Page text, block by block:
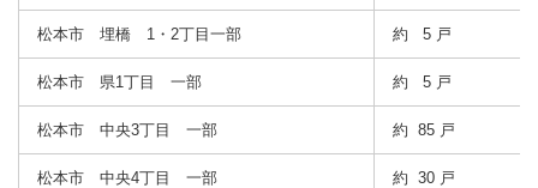
松本市 埋橋 1・2丁目一部 約 5 戸
松本市 県1丁目 一部 約 5 戸
松本市 中央3丁目 一部 約 85 戸
松本市 中央4丁目 一部 約 30 戸